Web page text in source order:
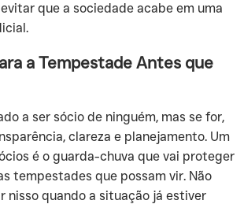
que a sociedade acabe em uma
a Tempestade Antes que
a ser sócio de ninguém, mas se for,
clareza e planejamento. Um
é o guarda-chuva que vai proteger
tempestades que possam vir. Não
nisso quando a situação já estiver